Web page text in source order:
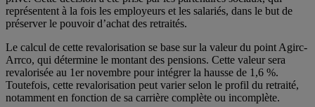
représentent à la fois les employeurs et les salariés, dans le but de
préserver le pouvoir d’achat des retraités.
Le calcul de cette revalorisation se base sur la valeur du point Agirc-
Arrco, qui détermine le montant des pensions. Cette valeur sera
revalorisée au 1er novembre pour intégrer la hausse de 1,6 %.
Toutefois, cette revalorisation peut varier selon le profil du retraité,
notamment en fonction de sa carrière complète ou incomplète.